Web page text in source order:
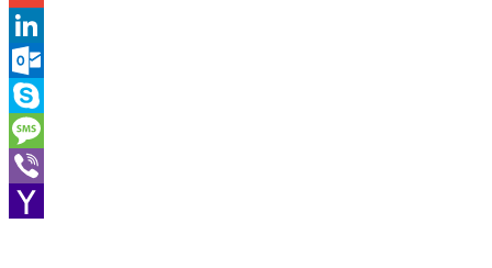
Gmail
LinkedIn
Outlook.com
Skype
Message
Viber